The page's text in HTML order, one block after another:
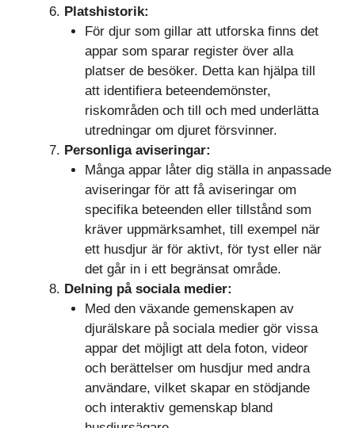
Platshistorik:
För djur som gillar att utforska finns det
appar som sparar register över alla
platser de besöker. Detta kan hjälpa till
att identifiera beteendemönster,
riskområden och till och med underlätta
utredningar om djuret försvinner.
Personliga aviseringar:
Många appar låter dig ställa in anpassade
aviseringar för att få aviseringar om
specifika beteenden eller tillstånd som
kräver uppmärksamhet, till exempel när
ett husdjur är för aktivt, för tyst eller när
det går in i ett begränsat område.
Delning på sociala medier:
Med den växande gemenskapen av
djurälskare på sociala medier gör vissa
appar det möjligt att dela foton, videor
och berättelser om husdjur med andra
användare, vilket skapar en stödjande
och interaktiv gemenskap bland